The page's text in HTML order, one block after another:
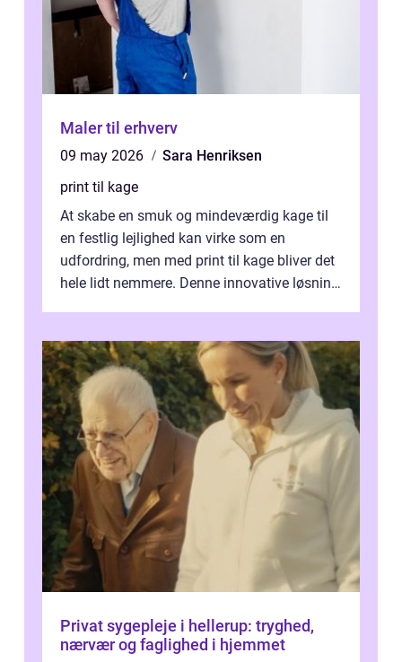
Maler til erhverv
09 may 2026
Sara Henriksen
print til kage
At skabe en smuk og mindeværdig kage til
en festlig lejlighed kan virke som en
udfordring, men med print til kage bliver det
hele lidt nemmere. Denne innovative løsning
Privat sygepleje i hellerup: tryghed,
nærvær og faglighed i hjemmet